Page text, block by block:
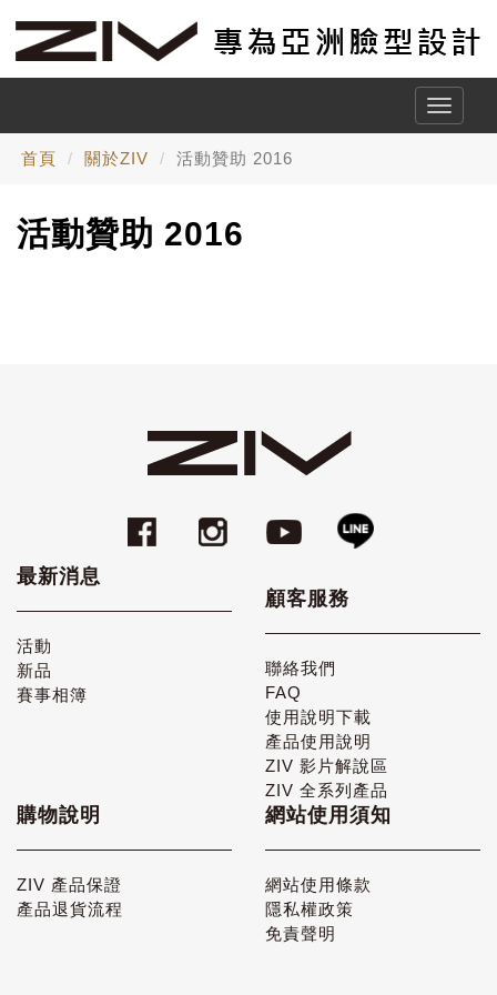
Toggle
首頁 關於ZIV 活動贊助 2016
活動贊助 2016
最新消息
活動
新品
賽事相簿
顧客服務
聯絡我們
FAQ
使用說明下載
產品使用說明
ZIV 影片解說區
ZIV 全系列產品
購物說明
ZIV 產品保證
產品退貨流程
網站使用須知
網站使用條款
隱私權政策
免責聲明